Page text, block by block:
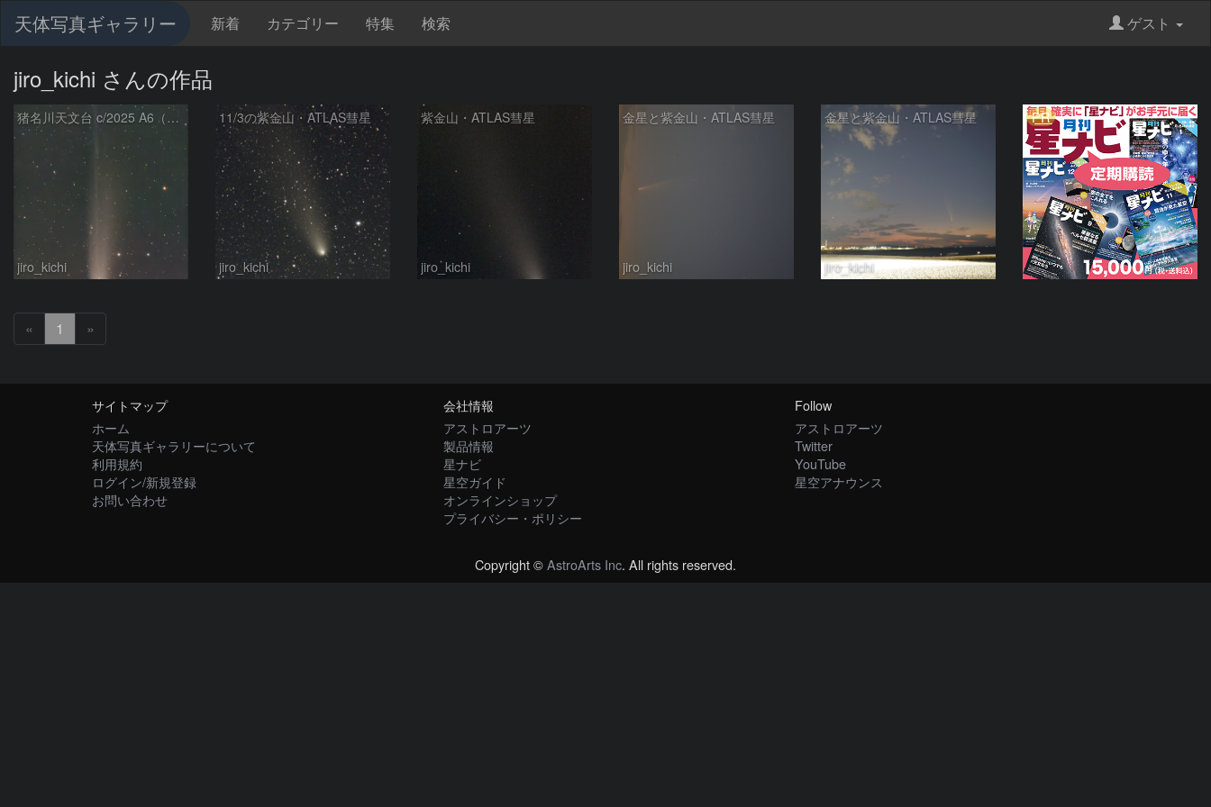
天体写真ギャラリー 新着 カテゴリー 特集 検索 ゲスト
jiro_kichi さんの作品
猪名川天文台 c/2025 A6（Lemmon）
jiro_kichi
11/3の紫金山・ATLAS彗星
jiro_kichi
紫金山・ATLAS彗星
jiro_kichi
金星と紫金山・ATLAS彗星
jiro_kichi
金星と紫金山・ATLAS彗星
jiro_kichi
PR
« 1 »
サイトマップ
ホーム
天体写真ギャラリーについて
利用規約
ログイン/新規登録
お問い合わせ
会社情報
アストロアーツ
製品情報
星ナビ
星空ガイド
オンラインショップ
プライバシー・ポリシー
Follow
アストロアーツ
Twitter
YouTube
星空アナウンス
Copyright ©AstroArts Inc. All rights reserved.